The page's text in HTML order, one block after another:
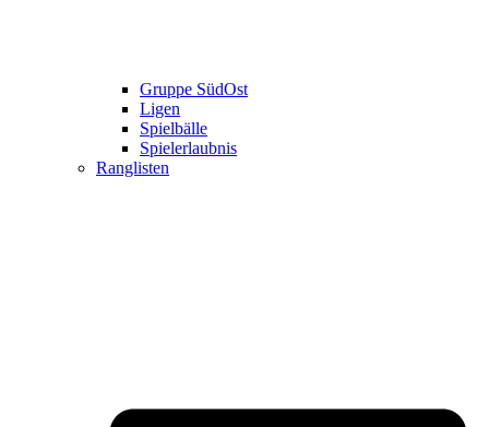
Gruppe SüdOst
Ligen
Spielbälle
Spielerlaubnis
Ranglisten